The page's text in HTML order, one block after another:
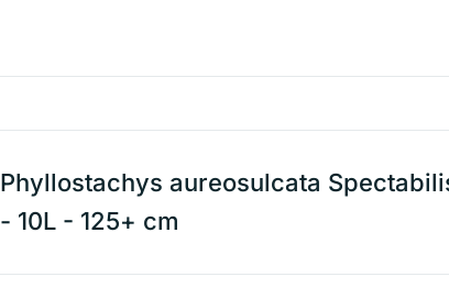
Phyllostachys aureosulcata
- 10L - 125+ cm